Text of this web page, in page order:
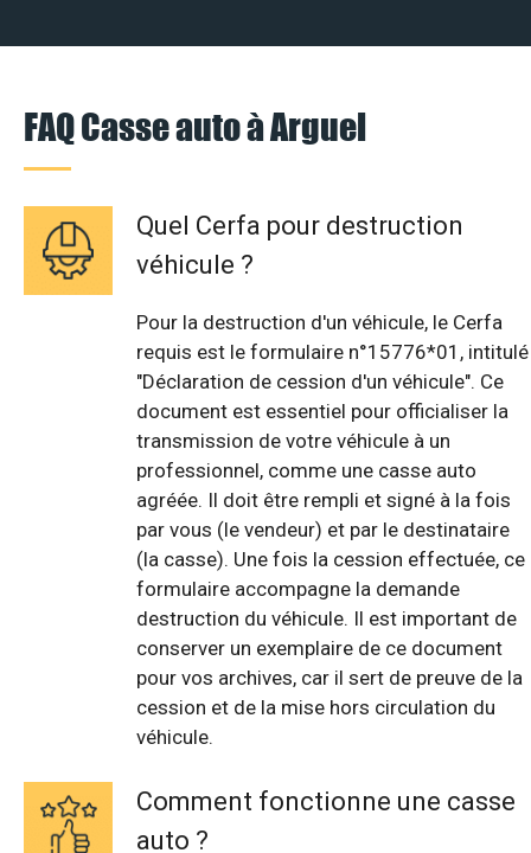
FAQ Casse auto à Arguel
Quel Cerfa pour destruction
véhicule ?
Pour la destruction d'un véhicule, le Cerfa
requis est le formulaire n°15776*01, intitulé
"Déclaration de cession d'un véhicule". Ce
document est essentiel pour officialiser la
transmission de votre véhicule à un
professionnel, comme une casse auto
agréée. Il doit être rempli et signé à la fois
par vous (le vendeur) et par le destinataire
(la casse). Une fois la cession effectuée, ce
formulaire accompagne la demande
destruction du véhicule. Il est important de
conserver un exemplaire de ce document
pour vos archives, car il sert de preuve de la
cession et de la mise hors circulation du
véhicule.
Comment fonctionne une casse
auto ?